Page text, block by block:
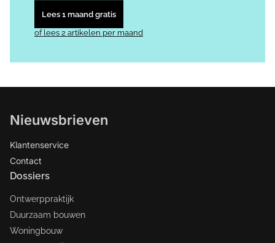
Lees 1 maand gratis
of lees 2 artikelen per maand
Nieuwsbrieven
Klantenservice
Contact
Dossiers
Ontwerppraktijk
Duurzaam bouwen
Woningbouw